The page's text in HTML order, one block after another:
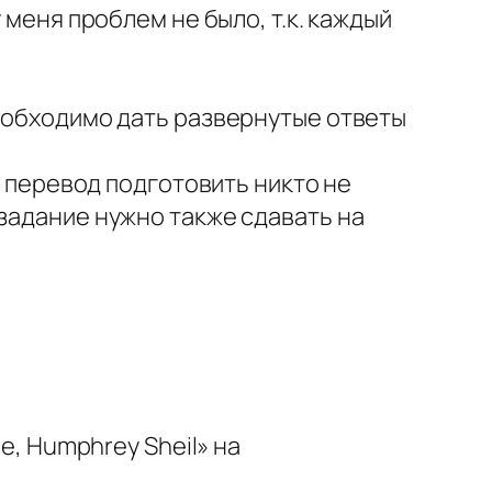
проблем не было, т.к. каждый
дать развернутые ответы
подготовить никто не
нужно также сдавать на
Humphrey Sheil» на